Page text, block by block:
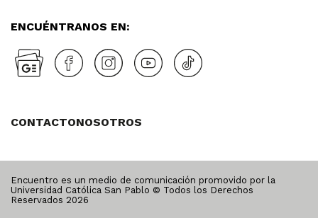
ENCUÉNTRANOS EN:
CONTACTONOSOTROS
Encuentro es un medio de comunicación promovido por la
Universidad Católica San Pablo © Todos los Derechos
Reservados 2026